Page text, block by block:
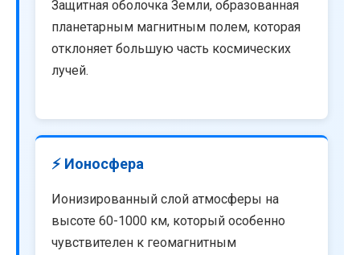
Защитная оболочка Земли, образованная
планетарным магнитным полем, которая
отклоняет большую часть космических
лучей.
⚡ Ионосфера
Ионизированный слой атмосферы на
высоте 60-1000 км, который особенно
чувствителен к геомагнитным